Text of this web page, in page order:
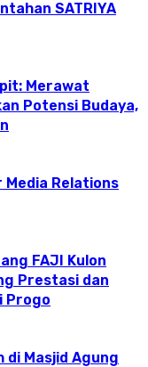
SATRIYA
Merawat
Potensi Budaya,
Media Relations
FAJI Kulon
Prestasi dan
Progo
di Masjid Agung